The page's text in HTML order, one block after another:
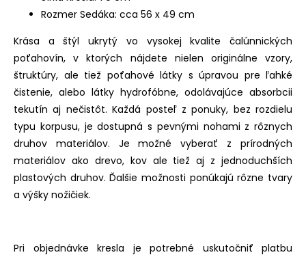
Rozmer Sedáka: cca 56 x 49 cm
Krása a štýl ukrytý vo vysokej kvalite čalúnnických
poťahovín, v ktorých nájdete nielen originálne vzory,
štruktúry, ale tiež poťahové látky s úpravou pre ľahké
čistenie, alebo látky hydrofóbne, odolávajúce absorbcii
tekutín aj nečistôt. Každá posteľ z ponuky, bez rozdielu
typu korpusu, je dostupná s pevnými nohami z rôznych
druhov materiálov. Je možné vyberať z prírodných
materiálov ako drevo, kov ale tiež aj z jednoduchších
plastových druhov. Ďalšie možnosti ponúkajú rôzne tvary
a výšky nožičiek.
Pri objednávke kresla je potrebné uskutočniť platbu